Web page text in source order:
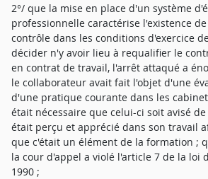
2°/ que la mise en place d'un système
professionnelle caractérise l'existence
contrôle dans les conditions d'exercice
décider n'y avoir lieu à requalifier le
en contrat de travail, l'arrêt attaqué a
le collaborateur avait fait l'objet d'une
d'une pratique courante dans les
était nécessaire que celui-ci soit avisé
était perçu et apprécié dans son travail
que c'était un élément de la formation ;
la cour d'appel a violé l'article 7 de la loi
1990 ;